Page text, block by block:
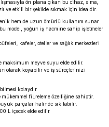
ön plana çıkan bu cihaz, elma,
ve etkili bir şekilde sıkmak için idealdir.
hem de uzun ömürlü kullanım sunar.
model, yoğun iş hacmine sahip işletmeler
kafeler, oteller ve sağlık merkezleri
meyve suyu elde edilir.
olarak koyabilir ve iş süreçlerinizi
kolaydır.
fiLreleme özelliğine sahiptir.
parçalar halinde sıkılabilir.
L içecek elde edilir.